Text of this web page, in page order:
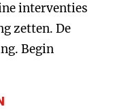
interventies
zetten. De
Begin